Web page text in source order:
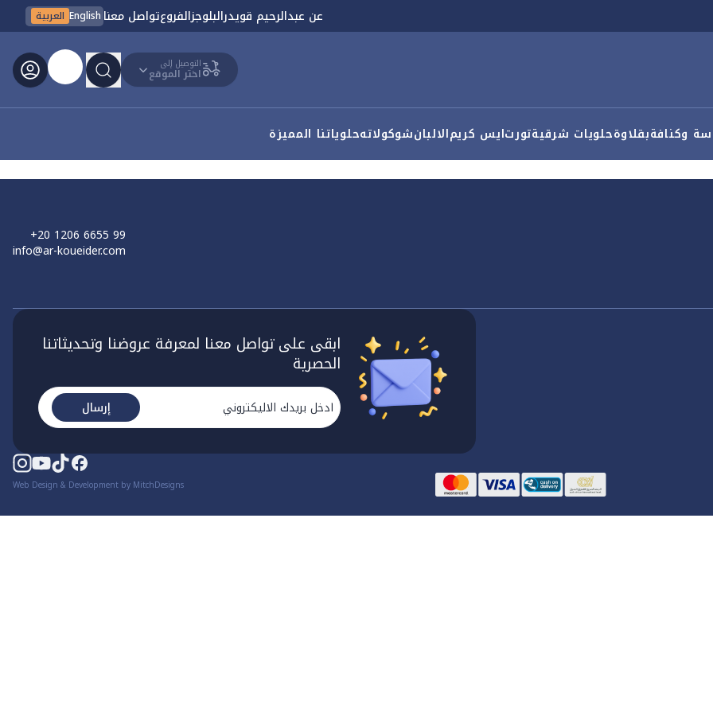
عن عبدالرحيم قويدرالبلوجزالفروعتواصل معنا English العربية
التوصيل إلى
اختر الموقع
وكنافةبقلاوةحلويات شرقيةتورتايس كريمالالبانشوكولاتهحلوياتنا المميزة
+20 1206 6655 99
info@ar-koueider.com
ابقى على تواصل معنا لمعرفة عروضنا وتحديثاتنا
الحصرية
إرسال
Web Design & Development by MitchDesigns